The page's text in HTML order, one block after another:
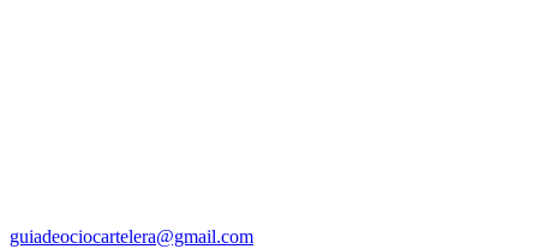
guiadeociocartelera@gmail.com